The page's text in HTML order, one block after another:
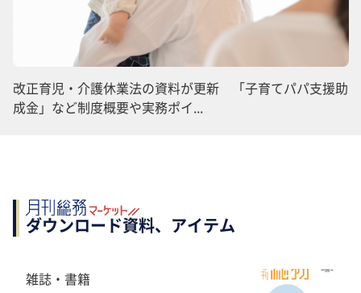
改正育児・介護休業法の資料が更新 「子育てパパ支援助
成金」など制度概要や実務ポイ...
ダウンロード資料、アイテム
雑誌・書籍